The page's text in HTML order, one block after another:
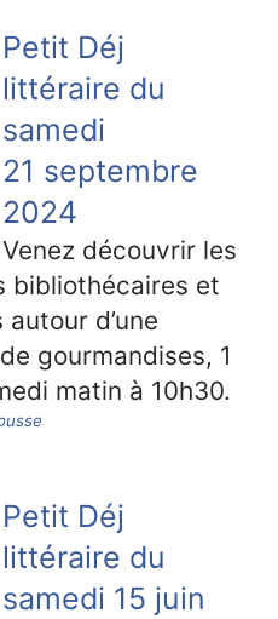
Petit Déj
littéraire du
samedi
21 septembre
2024
Venez découvrir les
bibliothécaires et
d’une
gourmandises, 1
matin à 10h30.
Petit Déj
littéraire du
samedi 15 juin